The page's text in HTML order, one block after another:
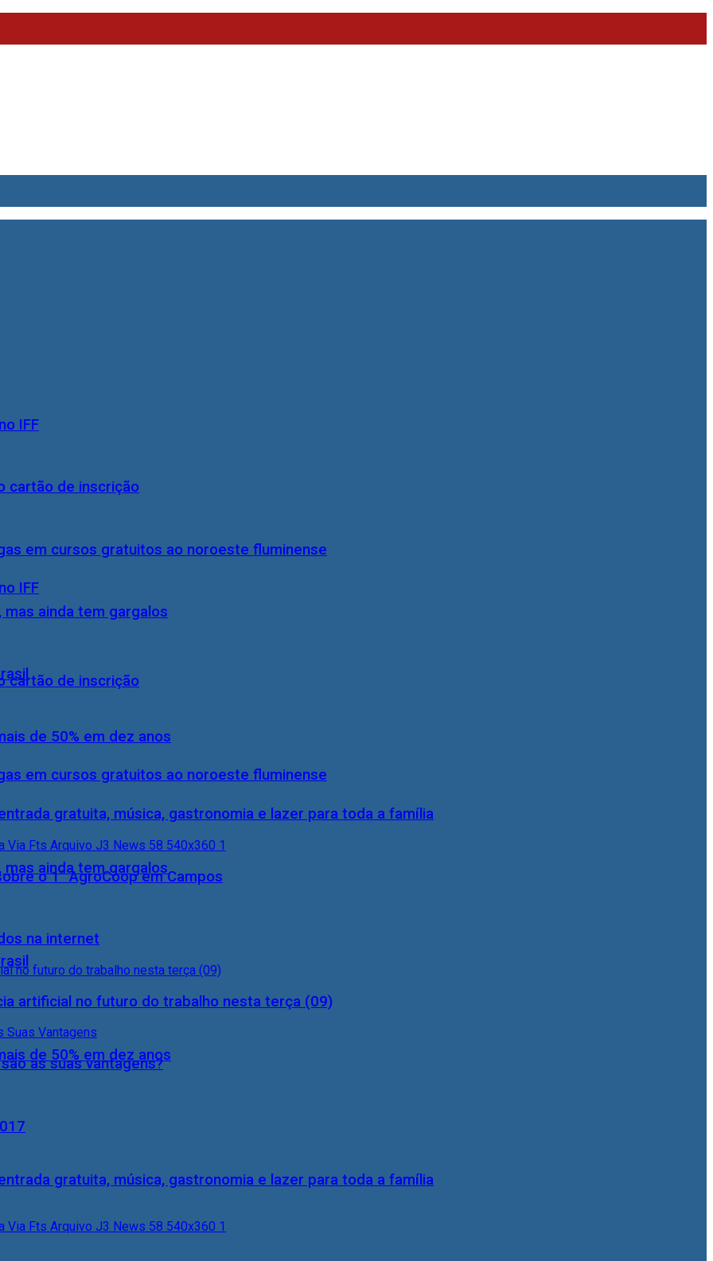
IFF
cartão de inscrição
em cursos gratuitos ao noroeste fluminense
ainda tem gargalos
de 50% em dez anos
gratuita, música, gastronomia e lazer para toda a família
IFF
cartão de inscrição
em cursos gratuitos ao noroeste fluminense
ainda tem gargalos
de 50% em dez anos
gratuita, música, gastronomia e lazer para toda a família
o 1° AgroCoop em Campos
na internet
artificial no futuro do trabalho nesta terça (09)
as suas vantagens?